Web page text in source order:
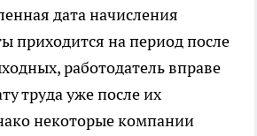
дата начисления
приходится на период после
работодатель вправе
труда уже после их
некоторые компании